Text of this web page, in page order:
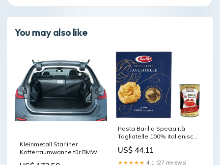
You may also like
Kleinmetall Starliner
Kofferraumwanne für BMW
Pasta Barilla Specialità
Tagliatelle 100% italienisch
italienisch Original +
kostenlos polpa 400 g Pet
US$ 44.11
★★★★★ 4.1 (27 reviews)